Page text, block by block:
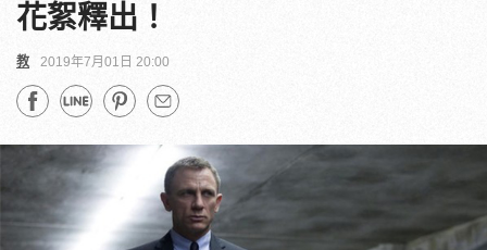
花絮釋出！
教 2019年7月01日 20:00